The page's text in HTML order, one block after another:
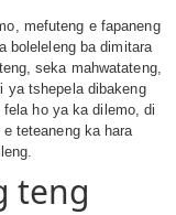
mefuteng e fapaneng
boleleleng ba dimitara
seka mahwatateng,
ya tshepela dibakeng
ho ya ka dilemo, di
teteaneng ka hara
teng